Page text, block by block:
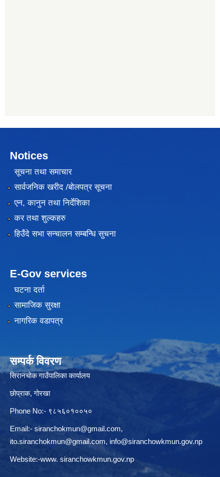
Notices
सूचना तथा समाचार
सार्वजनिक खरीद /बोलपत्र सूचना
एन, कानुन तथा निर्देशिका
कर तथा शुल्कहरु
हिउँदे सभा सन्चालन सम्बन्धि सुचना
E-Gov services
घटना दर्ता
सामाजिक सुरक्षा
नागरिक वडापत्र
सम्पर्क विवरण
सिरानचोक गाउँपालिका कार्यालय
छाेप्राक, गाेरखा
Phone No:- ९८५६०१००५०
Email:- siranchokmun@gmail.com,
ito.siranchokmun@gmail.com, info@siranchowkmun.gov.np
Website:-www. siranchowkmun.gov.np